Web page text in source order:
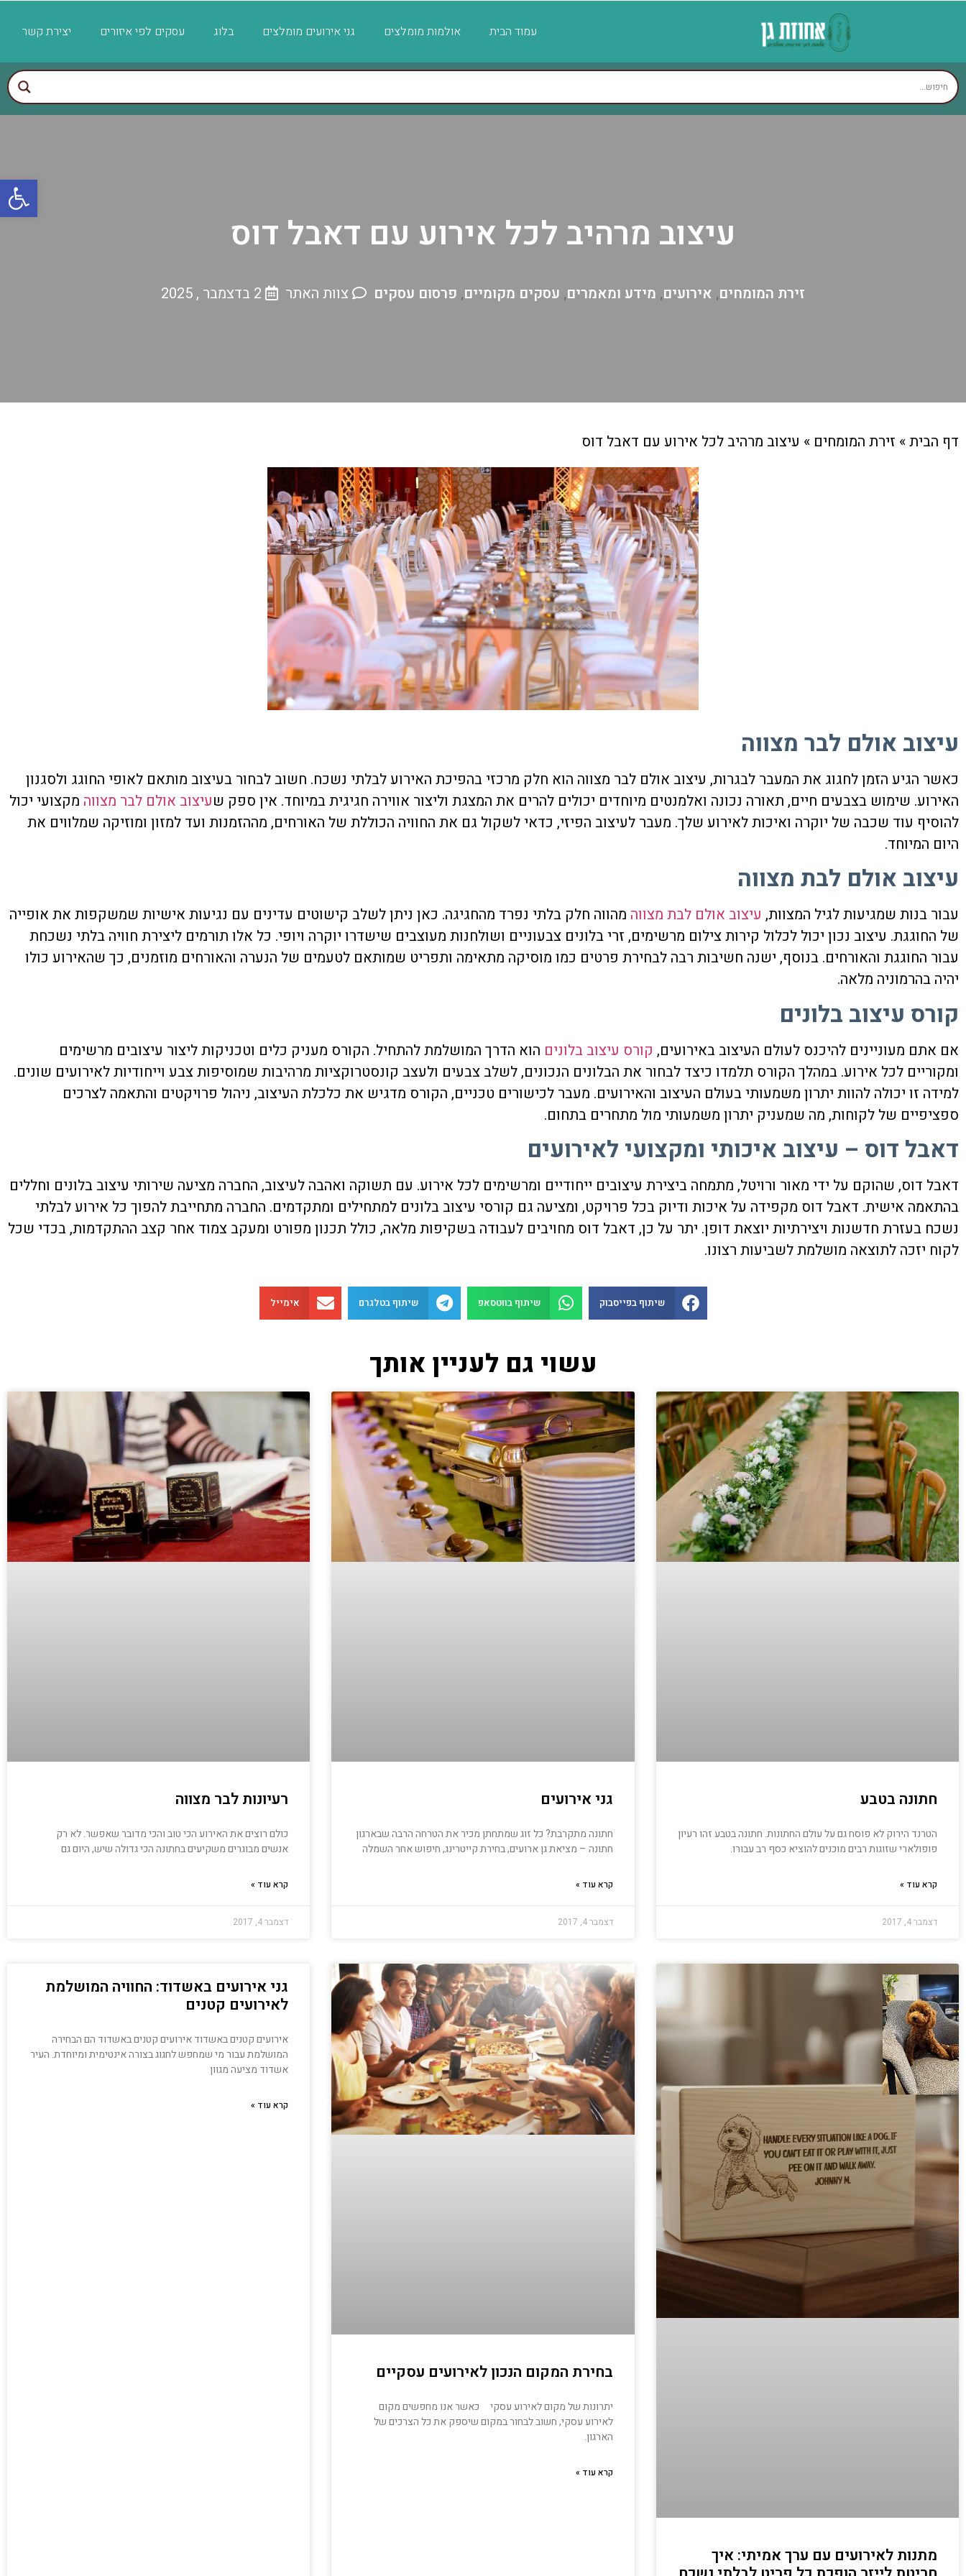
עמוד הבית אולמות מומלצים גני אירועים מומלצים בלוג עסקים לפי איזורים יצירת קשר
עיצוב מרהיב לכל אירוע עם דאבל דוס
זירת המומחים, אירועים, מידע ומאמרים, עסקים מקומיים, פרסום עסקים צוות האתר 2 בדצמבר , 2025
דף הבית» זירת המומחים » עיצוב מרהיב לכל אירוע עם דאבל דוס
עיצוב אולם לבר מצווה
כאשר הגיע הזמן לחגוג את המעבר לבגרות, עיצוב אולם לבר מצווה הוא חלק מרכזי בהפיכת האירוע לבלתי נשכח. חשוב לבחור בעיצוב מותאם לאופי החוגג ולסגנון
האירוע. שימוש בצבעים חיים, תאורה נכונה ואלמנטים מיוחדים יכולים להרים את המצגת וליצור אווירה חגיגית במיוחד. אין ספק שעיצוב אולם לבר מצווה מקצועי יכול
להוסיף עוד שכבה של יוקרה ואיכות לאירוע שלך. מעבר לעיצוב הפיזי, כדאי לשקול גם את החוויה הכוללת של האורחים, מההזמנות ועד למזון ומוזיקה שמלווים את
היום המיוחד.
עיצוב אולם לבת מצווה
עבור בנות שמגיעות לגיל המצוות, עיצוב אולם לבת מצווה מהווה חלק בלתי נפרד מהחגיגה. כאן ניתן לשלב קישוטים עדינים עם נגיעות אישיות שמשקפות את אופייה
של החוגגת. עיצוב נכון יכול לכלול קירות צילום מרשימים, זרי בלונים צבעוניים ושולחנות מעוצבים שישדרו יוקרה ויופי. כל אלו תורמים ליצירת חוויה בלתי נשכחת
עבור החוגגת והאורחים. בנוסף, ישנה חשיבות רבה לבחירת פרטים כמו מוסיקה מתאימה ותפריט שמותאם לטעמים של הנערה והאורחים מוזמנים, כך שהאירוע כולו
יהיה בהרמוניה מלאה.
קורס עיצוב בלונים
אם אתם מעוניינים להיכנס לעולם העיצוב באירועים, קורס עיצוב בלונים הוא הדרך המושלמת להתחיל. הקורס מעניק כלים וטכניקות ליצור עיצובים מרשימים
ומקוריים לכל אירוע. במהלך הקורס תלמדו כיצד לבחור את הבלונים הנכונים, לשלב צבעים ולעצב קונסטרוקציות מרהיבות שמוסיפות צבע וייחודיות לאירועים שונים.
למידה זו יכולה להוות יתרון משמעותי בעולם העיצוב והאירועים. מעבר לכישורים טכניים, הקורס מדגיש את כלכלת העיצוב, ניהול פרויקטים והתאמה לצרכים
ספציפיים של לקוחות, מה שמעניק יתרון משמעותי מול מתחרים בתחום.
דאבל דוס – עיצוב איכותי ומקצועי לאירועים
דאבל דוס, שהוקם על ידי מאור ורויטל, מתמחה ביצירת עיצובים ייחודיים ומרשימים לכל אירוע. עם תשוקה ואהבה לעיצוב, החברה מציעה שירותי עיצוב בלונים וחללים
בהתאמה אישית. דאבל דוס מקפידה על איכות ודיוק בכל פרויקט, ומציעה גם קורסי עיצוב בלונים למתחילים ומתקדמים. החברה מתחייבת להפוך כל אירוע לבלתי
נשכח בעזרת חדשנות ויצירתיות יוצאת דופן. יתר על כן, דאבל דוס מחויבים לעבודה בשקיפות מלאה, כולל תכנון מפורט ומעקב צמוד אחר קצב ההתקדמות, בכדי שכל
לקוח יזכה לתוצאה מושלמת לשביעות רצונו.
שיתוף בפייסבוק שיתוף בווטסאפ שיתוף בטלגרם אימייל
עשוי גם לעניין אותך
חתונה בטבע
הטרנד הירוק לא פוסח גם על עולם החתונות. חתונה בטבע זהו רעיון
פופולארי שזוגות רבים מוכנים להוציא כסף רב עבורו.
קרא עוד »
דצמבר 4, 2017
גני אירועים
חתונה מתקרבת? כל זוג שמתחתן מכיר את הטרחה הרבה שבארגון
חתונה – מציאת גן ארועים, בחירת קייטרינג, חיפוש אחר השמלה
קרא עוד »
דצמבר 4, 2017
רעיונות לבר מצווה
כולם רוצים את האירוע הכי טוב והכי מדובר שאפשר. לא רק
אנשים מבוגרים משקיעים בחתונה הכי גדולה שיש, היום גם
קרא עוד »
דצמבר 4, 2017
מתנות לאירועים עם ערך אמיתי: איך
בחירת המקום הנכון לאירועים עסקיים
יתרונות של מקום לאירוע עסקי כאשר אנו מחפשים מקום
לאירוע עסקי, חשוב לבחור במקום שיספק את כל הצרכים של
הארגון.
קרא עוד »
גני אירועים באשדוד: החוויה המושלמת
לאירועים קטנים
אירועים קטנים באשדוד אירועים קטנים באשדוד הם הבחירה
המושלמת עבור מי שמחפש לחגוג בצורה אינטימית ומיוחדת. העיר
אשדוד מציעה מגוון
קרא עוד »